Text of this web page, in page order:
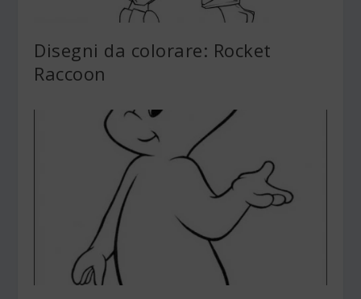
Disegni da colorare: Rocket
Raccoon